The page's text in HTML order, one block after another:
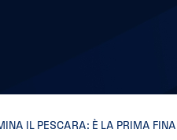
IL PESCARA: È LA PRIMA